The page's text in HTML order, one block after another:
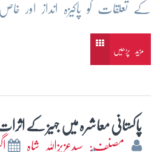
کے تعلقات کو پاکیزہ انداز اور
مزید پڑھیں
پاکستانی معاشرہ میں جہیز کے
مصنف: سیدعزیزاللہ شاہ